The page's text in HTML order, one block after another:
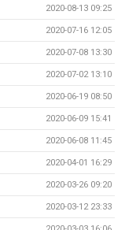
2020-08-13 09:25
2020-07-16 12:05
2020-07-08 13:30
2020-07-02 13:10
2020-06-19 08:50
2020-06-09 15:41
2020-06-08 11:45
2020-04-01 16:29
2020-03-26 09:20
2020-03-12 23:33